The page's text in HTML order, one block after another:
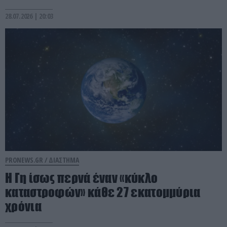
28.07.2026 | 20:03
PRONEWS.GR / ΔΙΑΣΤΗΜΑ
Η Γη ίσως περνά έναν «κύκλο
καταστροφών» κάθε 27 εκατομμύρια
χρόνια